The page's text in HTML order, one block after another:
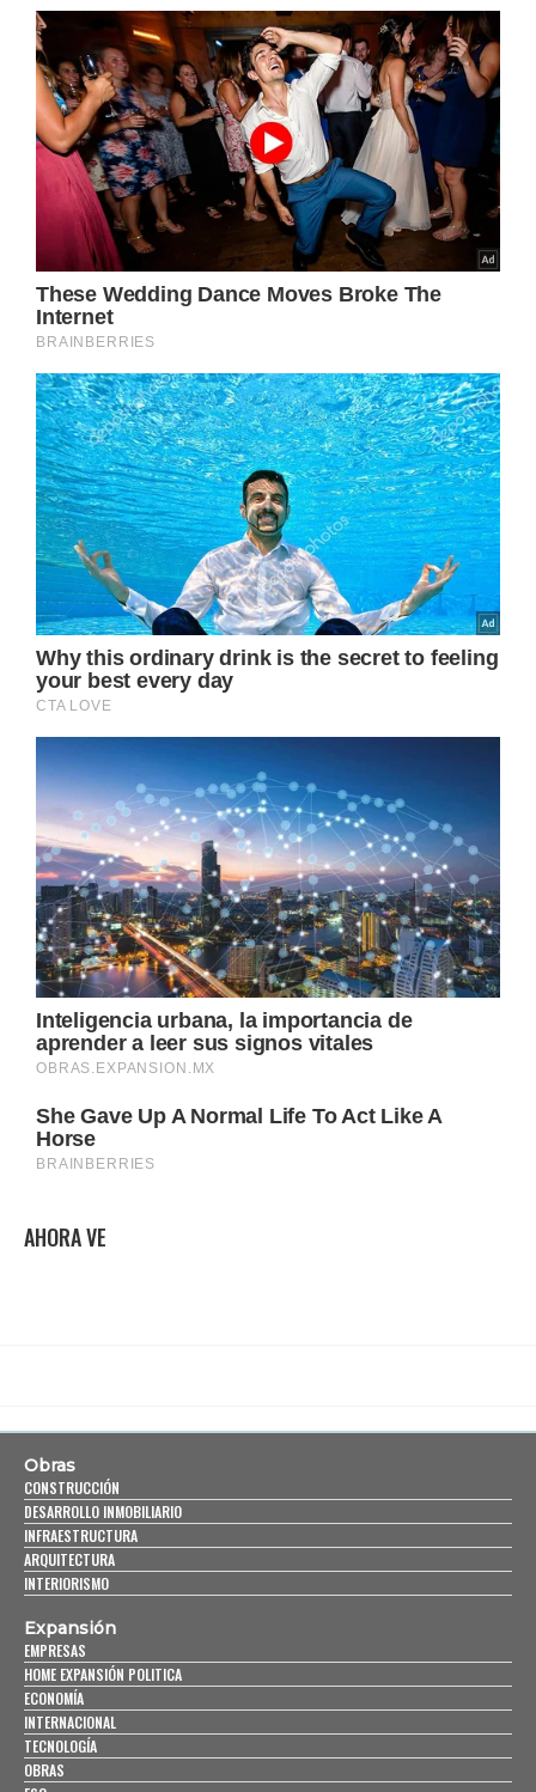
AHORA VE
Obras
CONSTRUCCIÓN
DESARROLLO INMOBILIARIO
INFRAESTRUCTURA
ARQUITECTURA
INTERIORISMO
Expansión
EMPRESAS
HOME EXPANSIÓN POLITICA
ECONOMÍA
INTERNACIONAL
TECNOLOGÍA
OBRAS